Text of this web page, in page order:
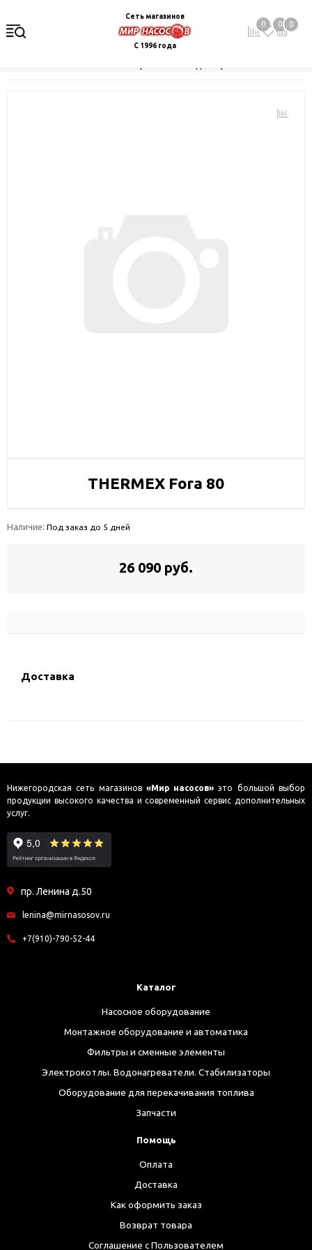
Сеть магазинов
С 1996 года
0 0 0
THERMEX Fora 80
Наличие: Под заказ до 5 дней
26 090 руб.
Доставка
Нижегородская сеть магазинов «Мир насосов» это большой выбор
продукции высокого качества и современный сервис дополнительных
услуг.
пр. Ленина д.50
lenina@mirnasosov.ru
+7(910)-790-52-44
Каталог
Насосное оборудование
Монтажное оборудование и автоматика
Фильтры и сменные элементы
Электрокотлы. Водонагреватели. Стабилизаторы
Оборудование для перекачивания топлива
Запчасти
Помощь
Оплата
Доставка
Как оформить заказ
Возврат товара
Соглашение с Пользователем